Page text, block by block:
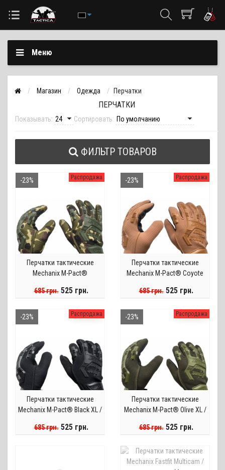
Меню
Магазин Одежда Перчатки
ПЕРЧАТКИ
Показывать: Сортировать:
ФИЛЬТР ТОВАРОВ
Распродажа
-23%
Перчатки тактические
Mechanix M-Pact®
685 грн. 525 грн.
Распродажа
-23%
Перчатки тактические
Mechanix M-Pact® Coyote
685 грн. 525 грн.
Распродажа
-23%
Перчатки тактические
Mechanix M-Pact® Black XL /
685 грн. 525 грн.
Распродажа
-23%
Перчатки тактические
Mechanix M-Pact® Olive XL /
685 грн. 525 грн.